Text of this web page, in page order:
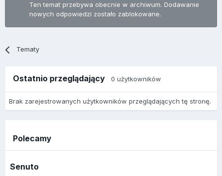
Ten temat przebywa obecnie w archiwum. Dodawanie
nowych odpowiedzi zostało zablokowane.
Tematy
Ostatnio przeglądający 0 użytkowników
Brak zarejestrowanych użytkowników przeglądających tę stronę.
Polecamy
Senuto